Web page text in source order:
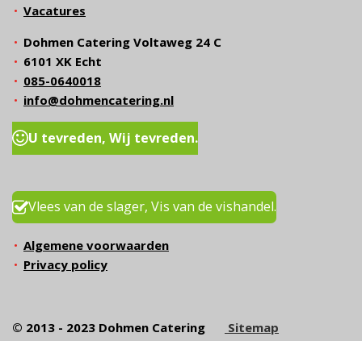
Vacatures
Dohmen Catering Voltaweg 24 C
6101 XK Echt
085-0640018
info@dohmencatering.nl
U tevreden, Wij tevreden.
Vlees van de slager, Vis van de vishandel.
Algemene voorwaarden
Privacy policy
© 2013 - 2023 Dohmen Catering Sitemap